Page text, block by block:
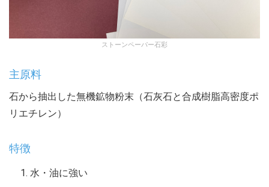
ストーンペーパー石彩
主原料
石から抽出した無機鉱物粉末（石灰石と合成樹脂高密度ポ
リエチレン）
特徴
水・油に強い